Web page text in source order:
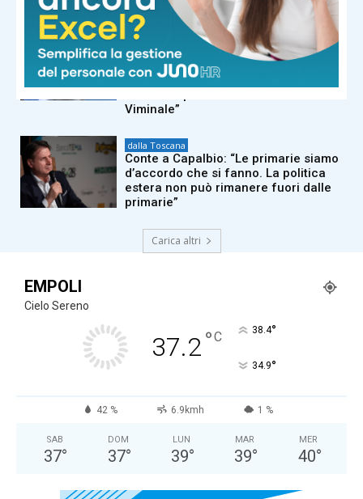
dalla Toscana
Renzi in Versiliana: “Il problema non
sono le primarie. Ma Meloni che
vuole andare al Quirinale con
Viminale”
dalla Toscana
Conte a Capalbio: “Le primarie siamo
d’accordo che si fanno. La politica
estera non può rimanere fuori dalle
primarie”
Carica altri
EMPOLI
Cielo Sereno
37.2°C 38.4°
34.9°
42 % 6.9kmh 1 %
SAB
37°
DOM
37°
LUN
39°
MAR
39°
MER
40°